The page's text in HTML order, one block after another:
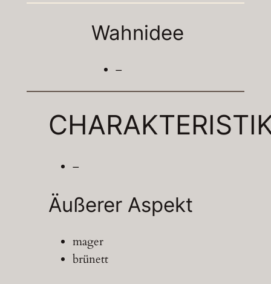
Wahnidee
–
–
Äußerer Aspekt
mager
brünett